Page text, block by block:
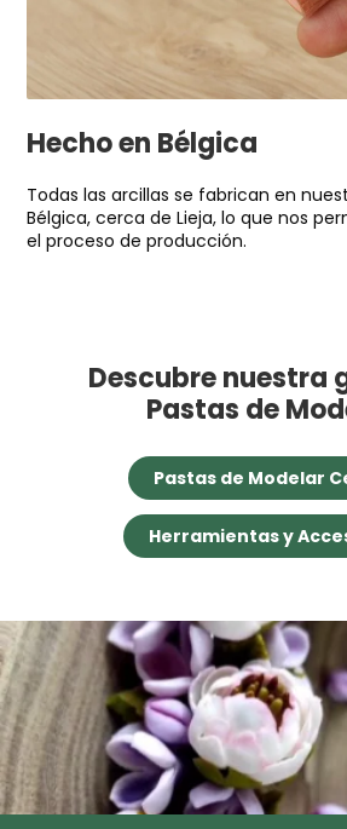
Hecho en Bélgica
Todas las arcillas se fabrican en
Bélgica, cerca de Lieja, lo que nos
el proceso de producción.
Descubre nuestra
Pastas de
Pastas de Modelar
Herramientas y